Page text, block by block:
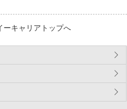
ーキャリアトップへ